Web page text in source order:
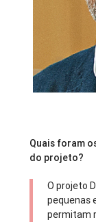
Quais foram
do projeto?
O projeto
pequenas
permitam